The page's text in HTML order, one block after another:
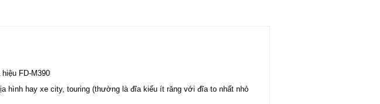
FD-M390
hình hay xe city, touring (thường là đĩa kiểu ít răng với đĩa to nhất nhỏ